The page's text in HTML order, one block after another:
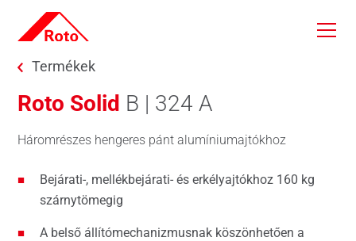
Skip to main content
You are here:
Termékek
Roto Solid B | 324 A
Háromrészes hengeres pánt alumíniumajtókhoz
Bejárati-, mellékbejárati- és erkélyajtókhoz 160 kg
szárnytömegig
A belső állítómechanizmusnak köszönhetően a